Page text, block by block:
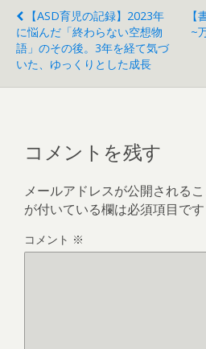
【ASD育児の記録】2023年
に悩んだ「終わらない空想物
語」のその後。3年を経て気づ
いた、ゆっくりとした成長
~
コメントを残す
メールアドレスが公開されるこ
が付いている欄は必須項目です
コメント ※